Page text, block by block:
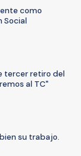
como
Social
tercer retiro del
al TC"
su trabajo.